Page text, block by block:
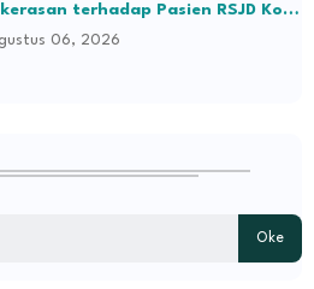
terhadap Pasien RSJD Kol.
Jambi06, 2026